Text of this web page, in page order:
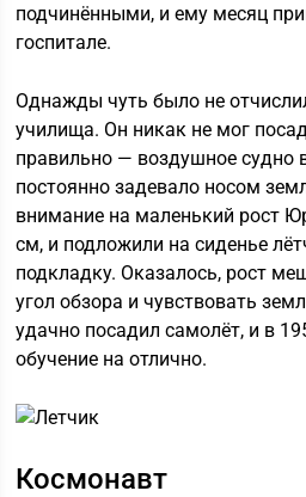
подчинёнными, и ему месяц
госпитале.
Однажды чуть было не
училища. Он никак не мог
правильно — воздушное судно
постоянно задевало носом
внимание на маленький рост
см, и подложили на сиденье
подкладку. Оказалось, рост
угол обзора и чувствовать
удачно посадил самолёт, и в
обучение на отлично.
Космонавт